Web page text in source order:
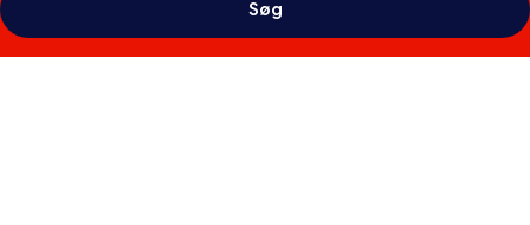
Søg